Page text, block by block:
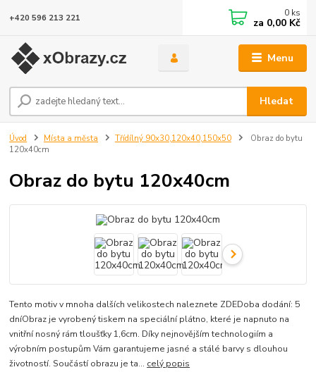
Menu
Hledat
+420 596 213 221 0 ks
za 0,00 Kč
Úvod Místa a města Třídílný 90x30,120x40,150x50
Obraz do bytu
120x40cm
Obraz do bytu 120x40cm
Tento motiv v mnoha dalších velikostech naleznete ZDEDoba dodání: 5
dníObraz je vyrobený tiskem na speciální plátno, které je napnuto na
vnitřní nosný rám tloušťky 1,6cm. Díky nejnovějším technologiím a
výrobním postupům Vám garantujeme jasné a stálé barvy s dlouhou
životností. Součástí obrazu je ta... celý popis